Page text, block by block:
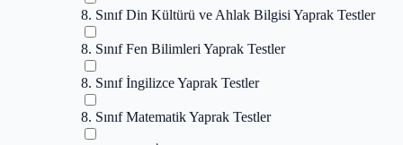
8. Sınıf Din Kültürü ve Ahlak Bilgisi Yaprak Testler
8. Sınıf Fen Bilimleri Yaprak Testler
8. Sınıf İngilizce Yaprak Testler
8. Sınıf Matematik Yaprak Testler